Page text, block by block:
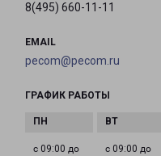
8(495) 660-11-11
EMAIL
pecom@pecom.ru
ГРАФИК РАБОТЫ
с 09:00 до
с 09:00 до